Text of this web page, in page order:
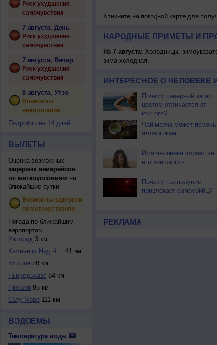
Риск ухудшения
самочувствия
7 августа, День
Риск ухудшения
самочувствия
7 августа, Вечер
Риск ухудшения
самочувствия
8 августа, Утро
Возможны
недомогания
Подробно на 14 дней
ВЫЛЕТЫ
Оценка возможных
задержек авиарейсов
по метеоусловиям на
ближайшие сутки
Возможны задержки
по метеоустовиям
Погода по ближайшим
аэропортам
Ужгород 3 км
Каменица Над Черо... 41 км
Кошице78 км
Ньиредьхаза84 км
Прешов 85 км
Сату-Маре111 км
ВОДОЕМЫ
Температура воды
Кликните на погодной карте для
НАРОДНЫЕ ПРИМЕТЫ И
На 7 августа: Холодницы,
зима холодная.
ИНТЕРЕСНОЕ О ЧЕЛОВЕКЕ
Почему северный загар
цветом отличается от
южного?
Чай матча может помочь
аллергикам
Имя человека влияет на
его внешность
Почему полнолуние
привлекает самоубийц?
РЕКЛАМА